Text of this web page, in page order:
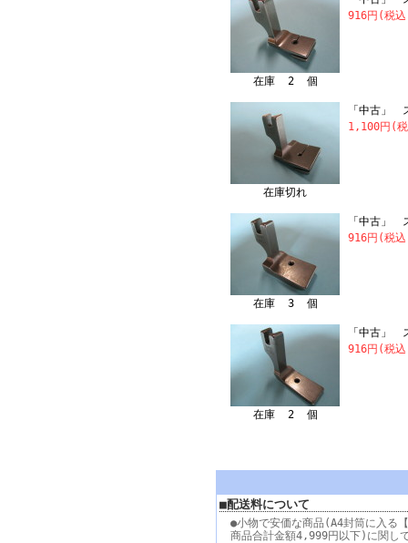
在庫 2 個
916円(税
在庫切れ
「中古」
1,100円(
在庫 3 個
「中古」
916円(税
在庫 2 個
「中古」
916円(税
■配送料について
●小物で安価な商品(A4封筒に入る
商品合計金額4,999円以下)に関し